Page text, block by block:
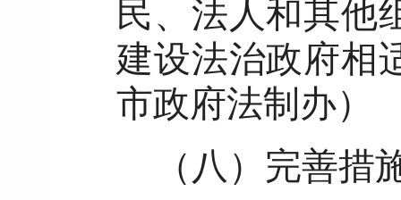
民、法人和其他
建设法治政府相
市政府法制办）
（八）完善措